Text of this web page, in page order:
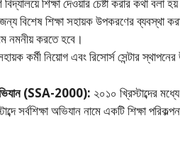
বিদ্যালয়ে শিক্ষা দেওয়ার চেষ্টা করার কথা বলা
বিশেষ শিক্ষা সহায়ক উপকরণের ব্যবস্থা
নমনীয় করতে হবে।
কর্মী নিয়োগ এবং রিসোর্স সেন্টার
(SSA-2000): ২০১০ খ্রিস্টাব্দের
সর্বশিক্ষা অভিযান নামে একটি শিক্ষা